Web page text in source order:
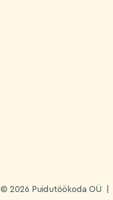
© 2026 Puidutöökoda OÜ